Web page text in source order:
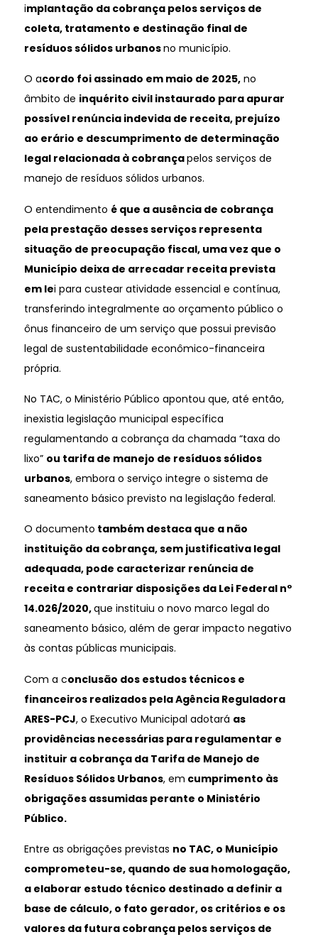
implantação da cobrança pelos serviços de
coleta, tratamento e destinação final de
resíduos sólidos urbanosno município.
O acordo foi assinado em maio de 2025,no
âmbito de inquérito civil instaurado para apurar
possível renúncia indevida de receita, prejuízo
ao erário e descumprimento de determinação
legal relacionada à cobrançapelos serviços de
manejo de resíduos sólidos urbanos.
O entendimento é que a ausência de cobrança
pela prestação desses serviços representa
situação de preocupação fiscal, uma vez que o
Município deixa de arrecadar receita prevista
em lei para custear atividade essencial e contínua,
transferindo integralmente ao orçamento público o
ônus financeiro de um serviço que possui previsão
legal de sustentabilidade econômico-financeira
própria.
No TAC, o Ministério Público apontou que, até então,
inexistia legislação municipal específica
regulamentando a cobrança da chamada “taxa do
lixo” ou tarifa de manejo de resíduos sólidos
urbanos, embora o serviço integre o sistema de
saneamento básico previsto na legislação federal.
O documento também destaca que a não
instituição da cobrança, sem justificativa legal
adequada, pode caracterizar renúncia de
receita e contrariar disposições da Lei Federal nº
14.026/2020,que instituiu o novo marco legal do
saneamento básico, além de gerar impacto negativo
às contas públicas municipais.
Com a conclusão dos estudos técnicos e
financeiros realizados pela Agência Reguladora
ARES-PCJ, o Executivo Municipal adotará as
providências necessárias para regulamentar e
instituir a cobrança da Tarifa de Manejo de
Resíduos Sólidos Urbanos, em cumprimento às
obrigações assumidas perante o Ministério
Público.
Entre as obrigações previstas no TAC, o Município
comprometeu-se, quando de sua homologação,
a elaborar estudo técnico destinado a definir a
base de cálculo, o fato gerador, os critérios e os
valores da futura cobrança pelos serviços de